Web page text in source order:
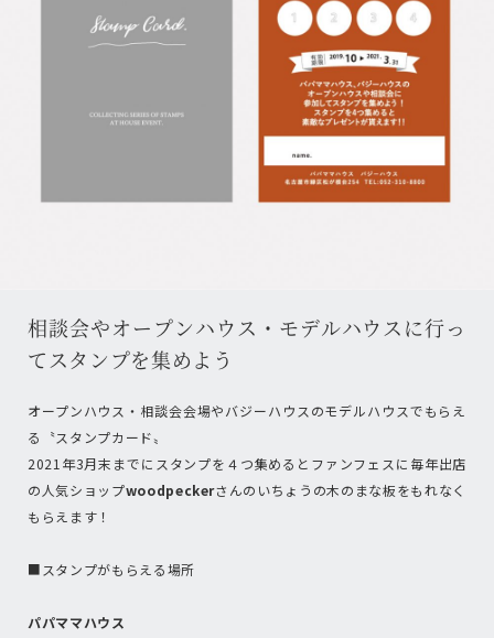
相談会やオープンハウス・モデルハウスに行っ
てスタンプを集めよう
オープンハウス・相談会会場やバジーハウスのモデルハウスでもらえ
る〝スタンプカード〟
2021年3月末までにスタンプを４つ集めるとファンフェスに毎年出店
の人気ショップwoodpeckerさんのいちょうの木のまな板をもれなく
もらえます！
■スタンプがもらえる場所
パパママハウス